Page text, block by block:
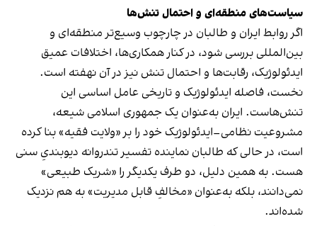
سیاست‌های منطقه‌ای و احتمال تنش‌ها
اگر روابط ایران و طالبان در چارچوب وسیع‌تر منطقه‌ای و
بین‌المللی بررسی شود، در کنار همکاری‌ها، اختلافات عمیق
ایدئولوژیک، رقابت‌ها و احتمال تنش نیز در آن نهفته است.
نخست، فاصله ایدئولوژیک و تاریخی عامل اساسی این
تنش‌هاست. ایران به‌عنوان یک جمهوری اسلامی شیعه،
مشروعیت نظامی–ایدئولوژیک خود را بر «ولایت فقیه» بنا کرده
است، در حالی که طالبان نماینده تفسیر تندروانه دیوبندیِ سنی
هست. به همین دلیل، دو طرف یکدیگر را «شریک طبیعی»
نمی‌دانند، بلکه به‌عنوان «مخالفِ قابل مدیریت» به هم نزدیک
شده‌اند.